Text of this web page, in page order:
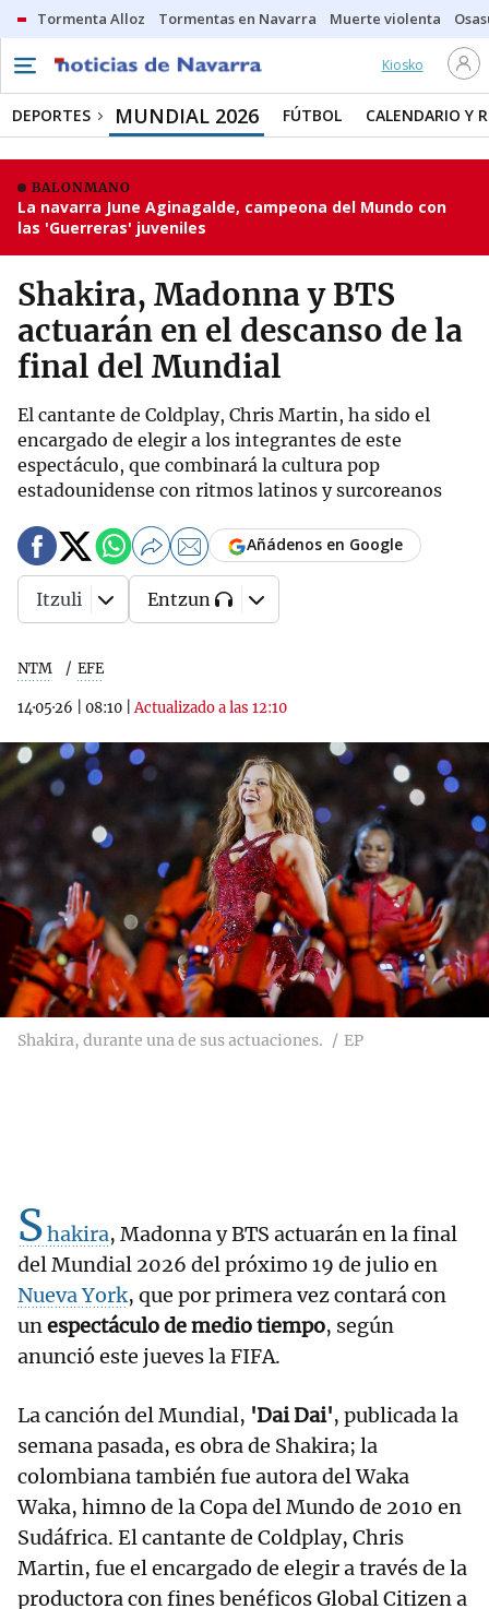
Tormenta Alloz Tormentas en Navarra Muerte violenta
Kiosko
DEPORTES MUNDIAL 2026 FÚTBOL CALENDARIO Y
BALONMANO
La navarra June Aginagalde, campeona del Mundo con
las 'Guerreras' juveniles
Shakira, Madonna y BTS
actuarán en el descanso de la
final del Mundial
El cantante de Coldplay, Chris Martin, ha sido el
encargado de elegir a los integrantes de este
espectáculo, que combinará la cultura pop
estadounidense con ritmos latinos y surcoreanos
NTM EFE
14·05·26 08:10 |Actualizado a las 12:10
Añádenos en Google
Itzuli Entzun
Shakira, durante una de sus actuaciones. EP
Shakira, Madonna y BTS actuarán en la final
del Mundial 2026 del próximo 19 de julio en
Nueva York, que por primera vez contará con
unespectáculo de medio tiempo, según
anunció este jueves la FIFA.
La canción del Mundial, 'Dai Dai', publicada la
semana pasada, es obra de Shakira; la
colombiana también fue autora del Waka
Waka, himno de la Copa del Mundo de 2010 en
Sudáfrica. El cantante de Coldplay, Chris
Martin, fue el encargado de elegir a través de la
productora con fines benéficos Global Citizen a